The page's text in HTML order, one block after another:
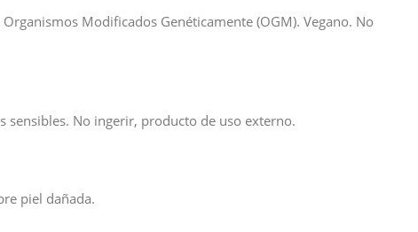
Modificados Genéticamente (OGM). Vegano. No
sensibles. No ingerir, producto de uso externo.
piel dañada.